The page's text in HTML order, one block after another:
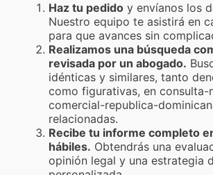
Haz tu pedido y envíanos los
Nuestro equipo te asistirá en
para que avances sin
Realizamos una búsqueda
revisada por un abogado.
idénticas y similares, tanto
como figurativas, en consulta-
comercial-republica-
relacionadas.
Recibe tu informe completo
hábiles. Obtendrás una
opinión legal y una estrategia